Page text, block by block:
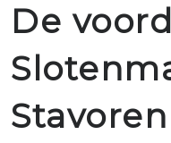
De
Stavoren